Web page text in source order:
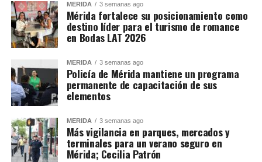
MÉRIDA 3 semanas ago
Mérida fortalece su posicionamiento como
destino líder para el turismo de romance
en Bodas LAT 2026
MÉRIDA 3 semanas ago
Policía de Mérida mantiene un programa
permanente de capacitación de sus
elementos
MÉRIDA 3 semanas ago
Más vigilancia en parques, mercados y
terminales para un verano seguro en
Mérida; Cecilia Patrón